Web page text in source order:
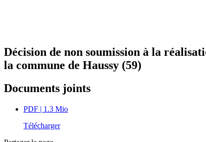
Décision de non soumission à la
la commune de Haussy (59)
Documents joints
PDF | 1.3 Mio
Télécharger